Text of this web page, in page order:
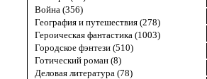
Война (356)
География и путешествия (278)
Героическая фантастика (1003)
Городское фэнтези (510)
Готический роман (8)
Деловая литература (78)